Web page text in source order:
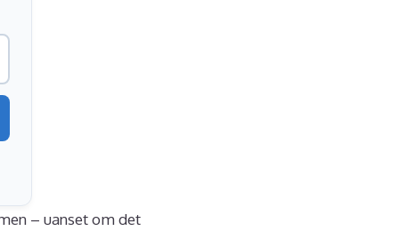
– uanset om det